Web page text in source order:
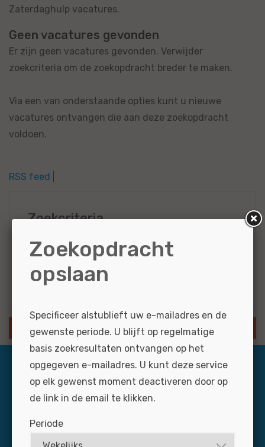
Zaterdaghulp vacatures.
Geen vacatures gevonden
Er zijn geen vacatures gevonden. Verwijder
zoekcriteria om de zoekopdracht breder te maken.
Via een van onderstaande opties kunt u nieuwe
vacatures ontvangen die aan deze zoekopdracht
voldoen.
RSS feed
Zoekcriteria
WO Zaterdaghulp
Resultaten via e-mail
SLA ZOEKOPDRACHT OP
Zoekopdracht
opslaan
Specificeer alstublieft uw e-mailadres en de
gewenste periode. U blijft op regelmatige
basis zoekresultaten ontvangen op het
opgegeven e-mailadres. U kunt deze service
op elk gewenst moment deactiveren door op
de link in de email te klikken.
Periode